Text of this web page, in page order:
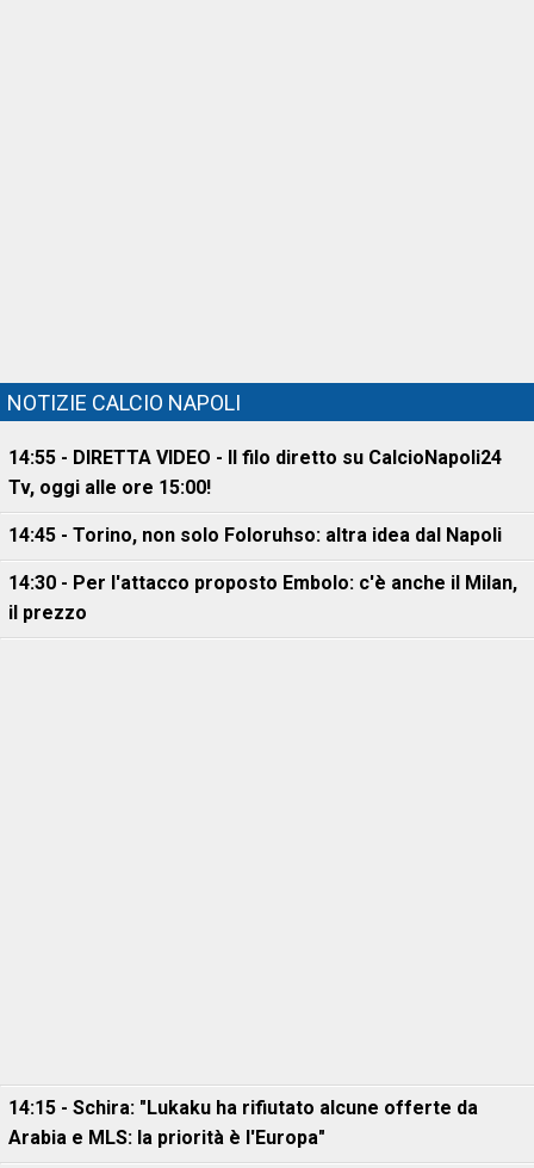
NOTIZIE CALCIO NAPOLI
14:55 - DIRETTA VIDEO - Il filo diretto su CalcioNapoli24
Tv, oggi alle ore 15:00!
14:45 - Torino, non solo Foloruhso: altra idea dal Napoli
14:30 - Per l'attacco proposto Embolo: c'è anche il Milan,
il prezzo
14:15 - Schira: "Lukaku ha rifiutato alcune offerte da
Arabia e MLS: la priorità è l'Europa"